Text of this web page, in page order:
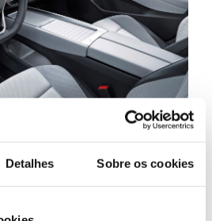
Detalhes Sobre os cookies
eficiência da motorização